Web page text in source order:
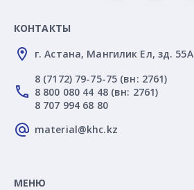
КОНТАКТЫ
г. Астана, Мангилик Ел, зд. 55А
8 (7172) 79-75-75 (вн: 2761)
8 800 080 44 48 (вн: 2761)
8 707 994 68 80
material@khc.kz
МЕНЮ